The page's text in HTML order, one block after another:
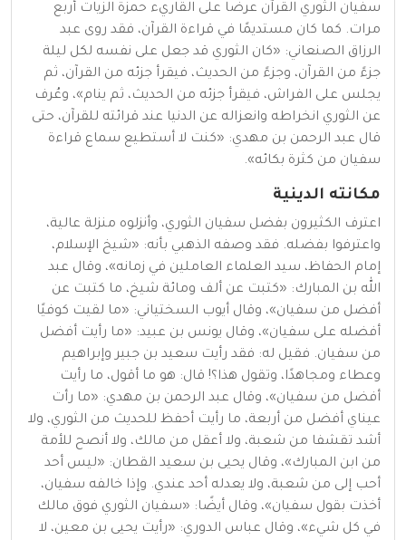
سفيان الثوري القرآن عرضًا على القاريء حمزة الزيات أربع
مرات. كما كان مستديمًا في قراءة القرآن، فقد روى عبد
الرزاق الصنعاني: «كان الثوري قد جعل على نفسه لكل ليلة
جزءً من القرآن، وجزءً من الحديث، فيقرأ جزئه من القرآن، ثم
يجلس على الفراش، فيقرأ جزئه من الحديث، ثم ينام»، وعُرف
عن الثوري انخراطه وانعزاله عن الدنيا عند قرائته للقرآن، حتى
قال عبد الرحمن بن مهدي: «كنت لا أستطيع سماع قراءة
سفيان من كثرة بكائه».
مكانته الدينية
اعترف الكثيرون بفضل سفيان الثوري، وأنزلوه منزلة عالية،
واعترفوا بفضله. فقد وصفه الذهبي بأنه: «شيخ الإسلام،
إمام الحفاظ، سيد العلماء العاملين في زمانه»، وقال عبد
الله بن المبارك: «كتبت عن ألف ومائة شيخ، ما كتبت عن
أفضل من سفيان»، وقال أيوب السختياني: «ما لقيت كوفيًا
أفضله على سفيان»، وقال يونس بن عبيد: «ما رأيت أفضل
من سفيان. فقيل له: فقد رأيت سعيد بن جبير وإبراهيم
وعطاء ومجاهدًا، وتقول هذا؟! قال: هو ما أقول، ما رأيت
أفضل من سفيان»، وقال عبد الرحمن بن مهدي: «ما رأت
عيناي أفضل من أربعة، ما رأيت أحفظ للحديث من الثوري، ولا
أشد تقشفا من شعبة، ولا أعقل من مالك، ولا أنصح للأمة
من ابن المبارك»، وقال يحيى بن سعيد القطان: «ليس أحد
أحب إلى من شعبة، ولا يعدله أحد عندي. وإذا خالفه سفيان،
أخذت بقول سفيان»، وقال أيضًا: «سفيان الثوري فوق مالك
في كل شيء»، وقال عباس الدوري: «رأيت يحيى بن معين، لا